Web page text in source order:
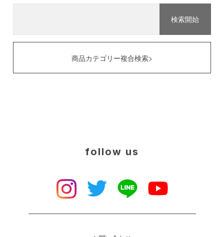
商品カテゴリー複合検索>
follow us